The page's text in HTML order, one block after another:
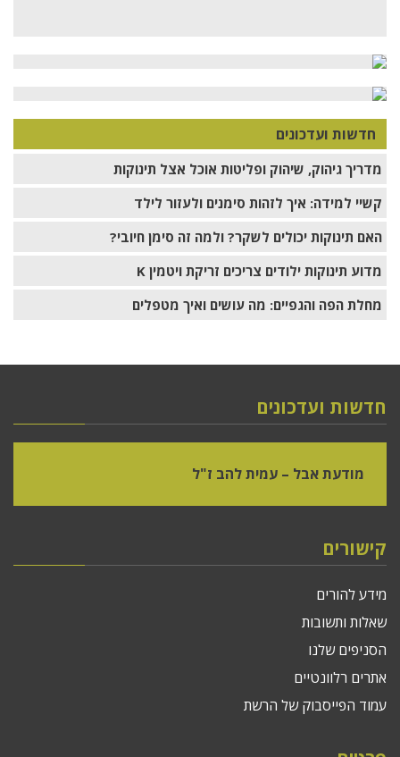
חדשות ועדכונים
מדריך גיהוק, שיהוק ופליטות אוכל אצל תינוקות
קשיי למידה: איך לזהות סימנים ולעזור לילד
האם תינוקות יכולים לשקר? ולמה זה סימן חיובי?
מדוע תינוקות ילודים צריכים זריקת ויטמין K
מחלת הפה והגפיים: מה עושים ואיך מטפלים
חדשות ועדכונים
מודעת אבל – עמית להב ז"ל
קישורים
מידע להורים
שאלות ותשובות
הסניפים שלנו
אתרים רלוונטיים
עמוד הפייסבוק של הרשת